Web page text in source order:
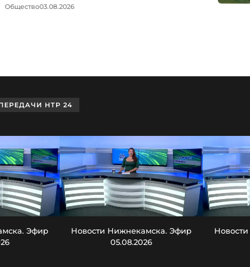
Общество03.08.2026
НТР 24
Эфир
Новости Нижнекамска. Эфир
05.08.2026